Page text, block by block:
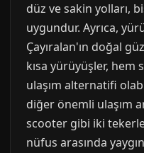
düz ve sakin yolları,
uygundur. Ayrıca,
Çayıralan'ın doğal
kısa yürüyüşler, hem
ulaşım alternatifi
diğer önemli ulaşım
scooter gibi iki
nüfus arasında